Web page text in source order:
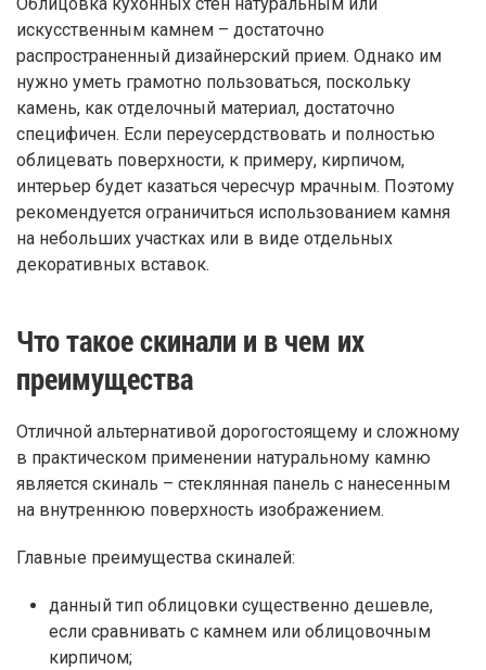
искусственным камнем – достаточно
распространенный дизайнерский прием. Однако им
нужно уметь грамотно пользоваться, поскольку
камень, как отделочный материал, достаточно
специфичен. Если переусердствовать и полностью
облицевать поверхности, к примеру, кирпичом,
интерьер будет казаться чересчур мрачным. Поэтому
рекомендуется ограничиться использованием камня
на небольших участках или в виде отдельных
декоративных вставок.
Что такое скинали и в чем их
преимущества
Отличной альтернативой дорогостоящему и сложному
в практическом применении натуральному камню
является скиналь – стеклянная панель с нанесенным
на внутреннюю поверхность изображением.
Главные преимущества скиналей:
данный тип облицовки существенно дешевле,
если сравнивать с камнем или облицовочным
кирпичом;